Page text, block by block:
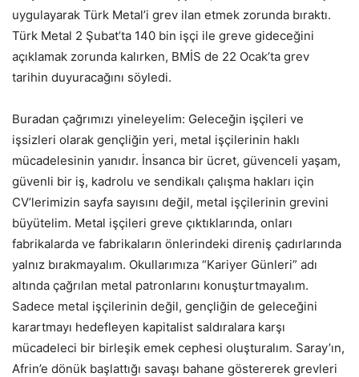
uygulayarak Türk Metal’i grev ilan etmek zorunda bıraktı.
Türk Metal 2 Şubat’ta 140 bin işçi ile greve gideceğini
açıklamak zorunda kalırken, BMİS de 22 Ocak’ta grev
tarihin duyuracağını söyledi.
Buradan çağrımızı yineleyelim: Geleceğin işçileri ve
işsizleri olarak gençliğin yeri, metal işçilerinin haklı
mücadelesinin yanıdır. İnsanca bir ücret, güvenceli yaşam,
güvenli bir iş, kadrolu ve sendikalı çalışma hakları için
CV’lerimizin sayfa sayısını değil, metal işçilerinin grevini
büyütelim. Metal işçileri greve çıktıklarında, onları
fabrikalarda ve fabrikaların önlerindeki direniş çadırlarında
yalnız bırakmayalım. Okullarımıza “Kariyer Günleri” adı
altında çağrılan metal patronlarını konuşturtmayalım.
Sadece metal işçilerinin değil, gençliğin de geleceğini
karartmayı hedefleyen kapitalist saldıralara karşı
mücadeleci bir birleşik emek cephesi oluşturalım. Saray’ın,
Afrin’e dönük başlattığı savaşı bahane göstererek grevleri